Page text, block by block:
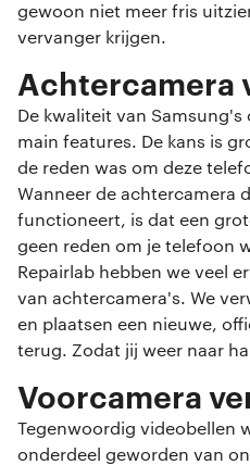
gewoon niet meer fris
vervanger krijgen.
Achtercamera
De kwaliteit van
main features. De kans is
de reden was om deze
Wanneer de achtercamera
functioneert, is dat een
geen reden om je telefoon
Repairlab hebben we veel
van achtercamera's. We
en plaatsen een nieuwe,
terug. Zodat jij weer naar
Voorcamera
Tegenwoordig videobellen
onderdeel geworden van